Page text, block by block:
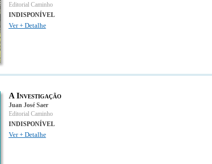
Editorial Caminho
INDISPONÍVEL
Ver + Detalhe
A Investigação
Juan José Saer
Editorial Caminho
INDISPONÍVEL
Ver + Detalhe